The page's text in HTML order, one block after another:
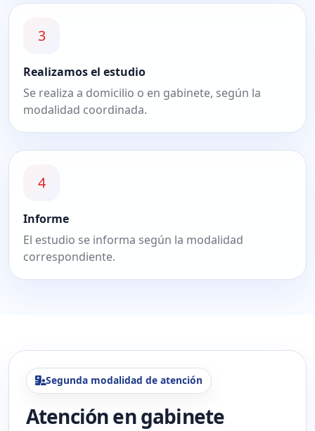
3
Realizamos el estudio
Se realiza a domicilio o en gabinete, según la
modalidad coordinada.
4
Informe
El estudio se informa según la modalidad
correspondiente.
Segunda modalidad de atención
Atención en gabinete